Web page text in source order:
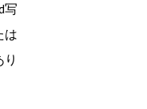
写
は